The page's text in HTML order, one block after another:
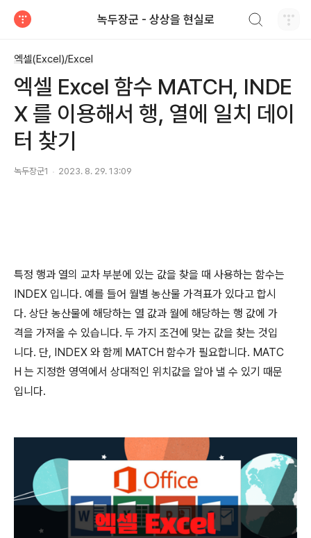
녹두장군 - 상상을 현실로
엑셀(Excel)/Excel
엑셀 Excel 함수 MATCH, INDE
X 를 이용해서 행, 열에 일치 데이
터 찾기
녹두장군1 2023. 8. 29. 13:09
특정 행과 열의 교차 부분에 있는 값을 찾을 때 사용하는 함수는
INDEX 입니다. 예를 들어 월별 농산물 가격표가 있다고 합시
다. 상단 농산물에 해당하는 열 값과 월에 해당하는 행 값에 가
격을 가져올 수 있습니다. 두 가지 조건에 맞는 값을 찾는 것입
니다. 단, INDEX 와 함께 MATCH 함수가 필요합니다. MATC
H 는 지정한 영역에서 상대적인 위치값을 알아 낼 수 있기 때문
입니다.